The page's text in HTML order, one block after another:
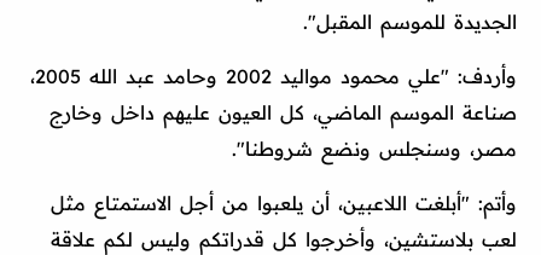
الجديدة للموسم المقبل".
وأردف: "علي محمود مواليد 2002 وحامد عبد الله 2005،
صناعة الموسم الماضي، كل العيون عليهم داخل وخارج
مصر، وسنجلس ونضع شروطنا".
وأتم: "أبلغت اللاعبين، أن يلعبوا من أجل الاستمتاع مثل
لعب بلاستشين، وأخرجوا كل قدراتكم وليس لكم علاقة